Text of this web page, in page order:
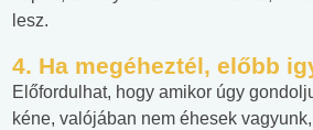
lesz.
4. Ha megéheztél, előbb
Előfordulhat, hogy amikor úgy
kéne, valójában nem éhesek